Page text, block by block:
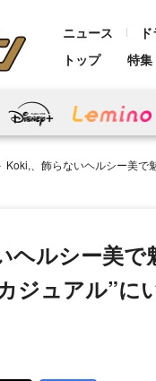
ニュース
トップ
特集
Koki,、飾らないヘルシー美で魅了…白Tシャツ
ヘルシー美
ジュアル”に